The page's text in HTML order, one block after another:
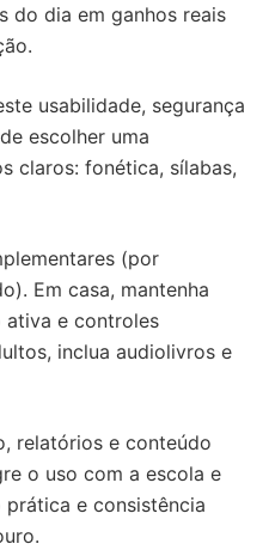
do dia em ganhos reais
usabilidade, segurança
escolher uma
claros: fonética, sílabas,
(por
Em casa, mantenha
ativa e controles
inclua audiolivros e
relatórios e conteúdo
o uso com a escola e
e consistência